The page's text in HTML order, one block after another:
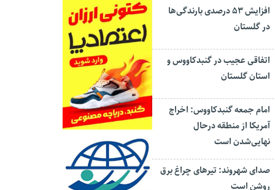
افزایش ۵۳ درصدی بارندگی‌ها
در گلستان
اتفاقی عجیب در‌ گنبدکاووس و
استان گلستان
امام جمعه گنبدکاووس: اخراج
آمریکا از منطقه درحال
نهایی‌شدن است
صدای شهروند: تیرهای چراغ برق
روشن است